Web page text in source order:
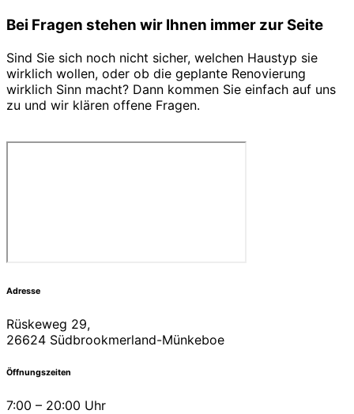
Bei Fragen stehen wir Ihnen immer zur Seite
Sind Sie sich noch nicht sicher, welchen Haustyp sie
wirklich wollen, oder ob die geplante Renovierung
wirklich Sinn macht? Dann kommen Sie einfach auf uns
zu und wir klären offene Fragen.
Adresse
Rüskeweg 29,
26624 Südbrookmerland-Münkeboe
Öffnungszeiten
7:00 – 20:00 Uhr